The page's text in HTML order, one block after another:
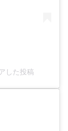
した投稿